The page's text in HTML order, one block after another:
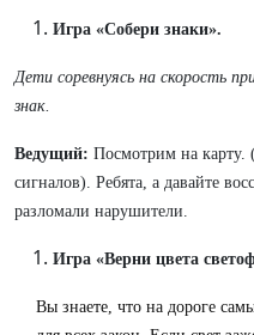
Игра «Собери знаки».
Дети соревнуясь на скорость
знак.
Ведущий: Посмотрим на карту.
сигналов). Ребята, а давайте
разломали нарушители.
Игра «Верни цвета
Вы знаете, что на дороге